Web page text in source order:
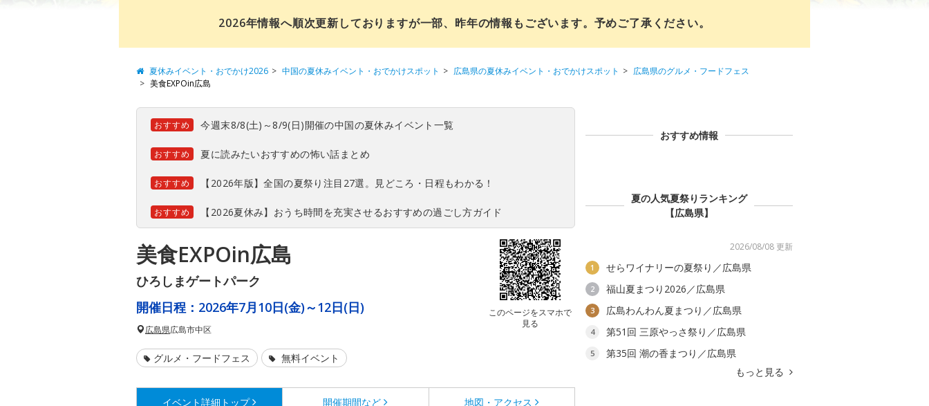
2026年情報へ順次更新しておりますが一部、昨年の情報もございます。予めご了承ください。
夏休みイベント・おでかけ2026 中国の夏休みイベント・おでかけスポット 広島県の夏休みイベント・おでかけスポット
広島県のグルメ・フードフェス
美食EXPOin広島
おすすめ 今週末8/8(土)～8/9(日)開催の中国の夏休みイベント一覧
おすすめ 夏に読みたいおすすめの怖い話まとめ
おすすめ 【2026年版】全国の夏祭り注目27選。見どころ・日程もわかる！
おすすめ 【2026夏休み】おうち時間を充実させるおすすめの過ごし方ガイド
美食EXPOin広島
ひろしまゲートパーク
このページをスマホで
見る
開催日程： 2026年7月10日(金)～12日(日)
広島県広島市中区
グルメ・フードフェス 無料イベント
イベント詳細 トップ 開催期間など 地図・アクセス
おすすめ情報
夏の人気夏祭りランキング
【広島県】
2026/08/08 更新
1 せらワイナリーの夏祭り／広島県
2 福山夏まつり2026／広島県
3 広島わんわん夏まつり／広島県
4 第51回 三原やっさ祭り／広島県
5
第35回 潮の香まつり／広島県
もっと見る